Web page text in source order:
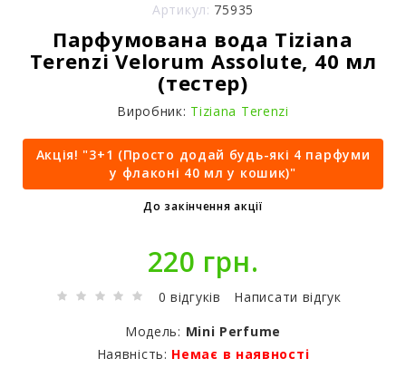
Артикул: 75935
Парфумована вода Tiziana
Terenzi Velorum Assolute, 40 мл
(тестер)
Виробник: Tiziana Terenzi
Акція! "3+1 (Просто додай будь-які 4 парфуми
у флаконі 40 мл у кошик)"
До закінчення акції
220 грн.
0 відгуків
Написати відгук
Модель: Mini Perfume
Наявність: Немає в наявності